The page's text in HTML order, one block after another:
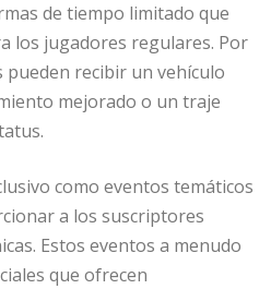
de tiempo limitado que
los jugadores regulares. Por
recibir un vehículo
mejorado o un traje
como eventos temáticos
a los suscriptores
Estos eventos a menudo
que ofrecen